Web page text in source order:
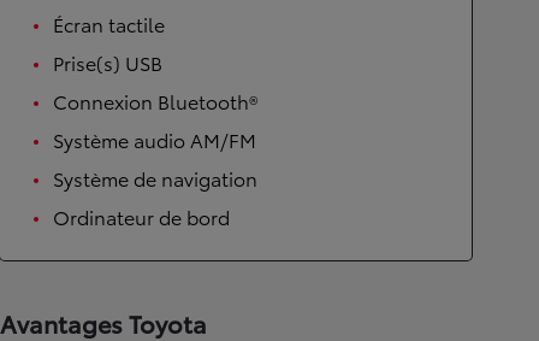
Écran tactile
Prise(s) USB
Connexion Bluetooth®
Système audio AM/FM
Système de navigation
Ordinateur de bord
Avantages Toyota